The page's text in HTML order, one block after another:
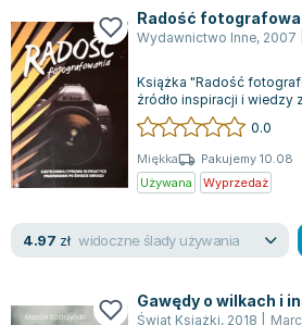
Agnieszka Maciąg
Barbara Wrzesińska
Terry Pratchett
Virginia Woolf
Lorraine Warren
Ajahn Brahm
Lucinda Riley
Radość
Wydawnictwo Inne, 2007
Książka "Radość
źródło inspiracji i wiedzy
dopiero zaczynają swoją
0.0
Miękka
Pakujemy 10.08
Używana
Wyprzedaż
4.97 zł widoczne ślady używania
Gawędy o wilkach i
Świat Książki, 2018